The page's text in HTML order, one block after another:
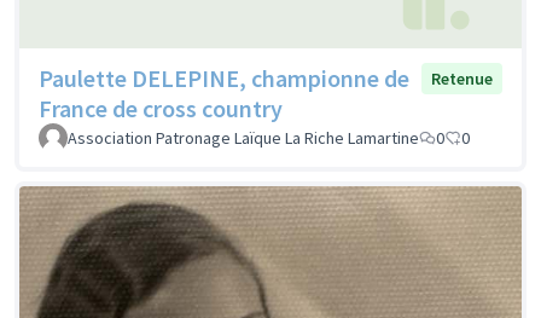
Paulette DELEPINE, championne de
France de cross country
Retenue
Association Patronage Laïque La Riche Lamartine 0 0